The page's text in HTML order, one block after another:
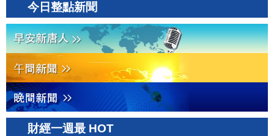
今日整點新聞
財經一週最 HOT